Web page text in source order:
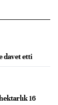
davet etti
16